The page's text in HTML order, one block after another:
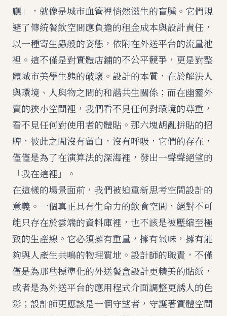
廳」，就像是城市血管裡悄然滋生的盲腫。它們規
避了傳統餐飲空間應負擔的租金成本與設計責任，
以一種寄生蟲般的姿態，依附在外送平台的流量池
裡。這不僅是對實體店鋪的不公平競爭，更是對整
體城市美學生態的破壞。設計的本質，在於解決人
與環境、人與物之間的和諧共生關係；而在幽靈外
賣的狹小空間裡，我們看不見任何對環境的尊重，
看不見任何對使用者的體貼。那六塊胡亂拼貼的招
牌，彼此之間沒有留白，沒有呼吸，它們的存在，
僅僅是為了在演算法的深海裡，發出一聲聲絕望的
「我在這裡」。
在這樣的場景面前，我們被迫重新思考空間設計的
意義。一個真正具有生命力的飲食空間，絕對不可
能只存在於雲端的資料庫裡，也不該是被壓縮至極
致的生產線。它必須擁有重量，擁有氣味，擁有能
夠與人產生共鳴的物理質地。設計師的職責，不僅
僅是為那些標準化的外送餐盒設計更精美的貼紙，
或者是為外送平台的應用程式介面調整更誘人的色
彩；設計師更應該是一個守望者，守護著實體空間